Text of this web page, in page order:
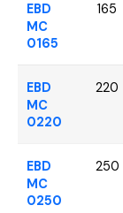
EBD
MC
0165
165
EBD
MC
0220
220
EBD
MC
0250
250